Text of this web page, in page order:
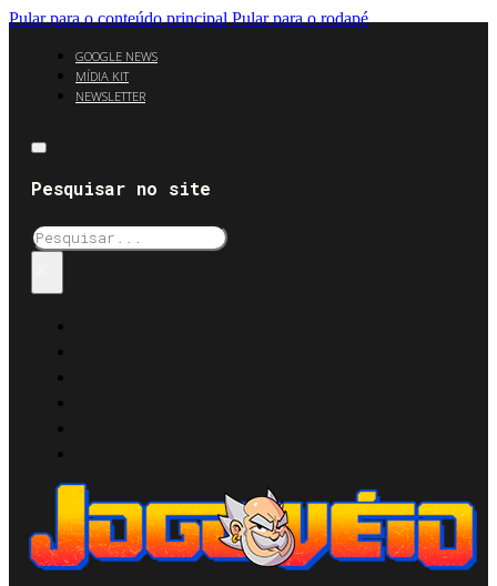
Pular para o conteúdo principal Pular para o rodapé
GOOGLE NEWS
MÍDIA KIT
NEWSLETTER
Pesquisar no site
Pesquisar